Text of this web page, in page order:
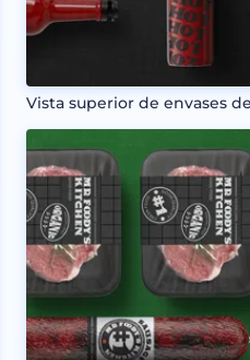
Vista superior de envases